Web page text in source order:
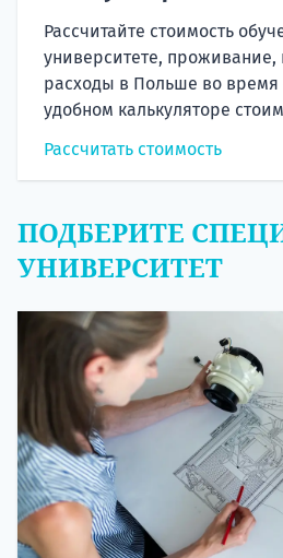
Рассчитайте стоимость
университете,
расходы в Польше во время
удобном калькуляторе
Рассчитать стоимость
ПОДБЕРИТЕ
УНИВЕРСИТЕТ